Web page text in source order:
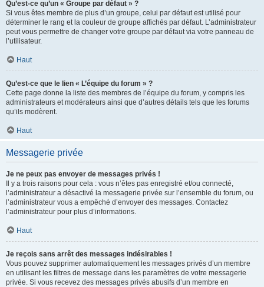
Qu’est-ce qu’un « Groupe par défaut » ?
Si vous êtes membre de plus d’un groupe, celui par défaut est utilisé pour
déterminer le rang et la couleur de groupe affichés par défaut. L’administrateur
peut vous permettre de changer votre groupe par défaut via votre panneau de
l’utilisateur.
Haut
Qu’est-ce que le lien « L’équipe du forum » ?
Cette page donne la liste des membres de l’équipe du forum, y compris les
administrateurs et modérateurs ainsi que d’autres détails tels que les forums
qu’ils modèrent.
Haut
Messagerie privée
Je ne peux pas envoyer de messages privés !
Il y a trois raisons pour cela : vous n’êtes pas enregistré et/ou connecté,
l’administrateur a désactivé la messagerie privée sur l’ensemble du forum, ou
l’administrateur vous a empêché d’envoyer des messages. Contactez
l’administrateur pour plus d’informations.
Haut
Je reçois sans arrêt des messages indésirables !
Vous pouvez supprimer automatiquement les messages privés d’un membre
en utilisant les filtres de message dans les paramètres de votre messagerie
privée. Si vous recevez des messages privés abusifs d’un membre en